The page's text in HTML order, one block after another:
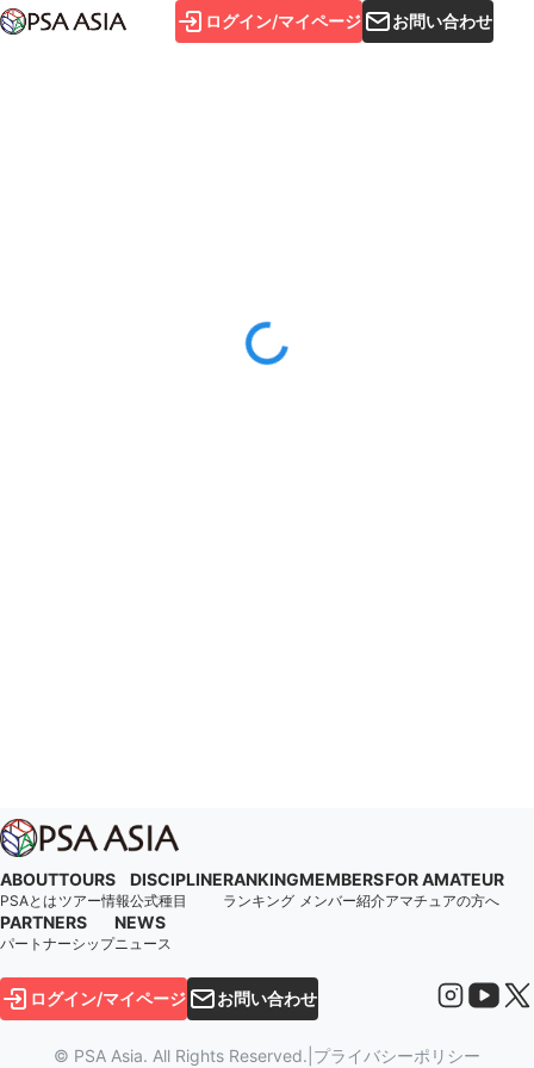
ログイン/マイページ お問い合わせ
ABOUT
PSAとは
TOURS
ツアー情報
DISCIPLINE
公式種目
RANKING
ランキング
MEMBERS
メンバー紹介
FOR AMATEUR
アマチュアの方へ
PARTNERS
パートナーシップ
NEWS
ニュース
ログイン/マイページ お問い合わせ
© PSA Asia. All Rights Reserved. プライバシーポリシー